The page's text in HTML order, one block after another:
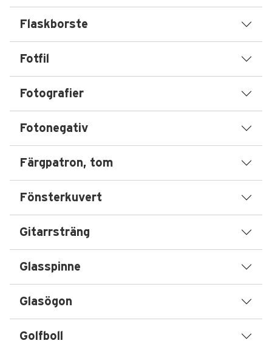
Flaskborste
Fotfil
Fotografier
Fotonegativ
Färgpatron, tom
Fönsterkuvert
Gitarrsträng
Glasspinne
Glasögon
Golfboll